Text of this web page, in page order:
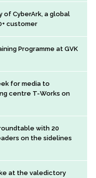
of CyberArk, a global
customer
Programme at GVK
for media to
centre T-Works on
with 20
on the sidelines
at the valedictory